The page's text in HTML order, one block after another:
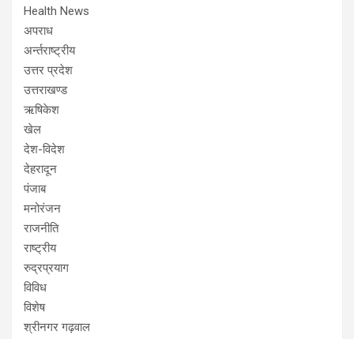
Health News
अपराध
अर्न्तराष्ट्रीय
उत्तर प्रदेश
उत्तराखण्ड
ऋषिकेश
खेल
देश-विदेश
देहरादून
पंजाब
मनोरंजन
राजनीति
राष्ट्रीय
रुद्रप्रयाग
विविध
विशेष
श्रीनगर गढ़वाल